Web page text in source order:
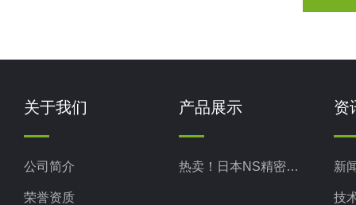
关于我们
公司简介
荣誉资质
产品展示
热卖！日本NS精密科学
资
新
技